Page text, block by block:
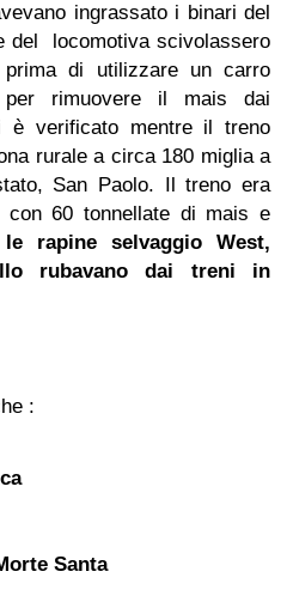
ingrassato i binari del
del locomotiva scivolassero
di utilizzare un carro
rimuovere il mais dai
è verificato mentre il treno
rurale a circa 180 miglia a
San Paolo. Il treno era
60 tonnellate di mais e
le rapine selvaggio West,
rubavano dai treni in
:
Santa